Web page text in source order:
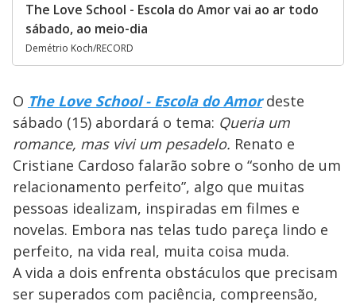
The Love School - Escola do Amor vai ao ar todo
sábado, ao meio-dia
Demétrio Koch/RECORD
O The Love School - Escola do Amor deste
sábado (15) abordará o tema: Queria um
romance, mas vivi um pesadelo. Renato e
Cristiane Cardoso falarão sobre o “sonho de um
relacionamento perfeito”, algo que muitas
pessoas idealizam, inspiradas em filmes e
novelas. Embora nas telas tudo pareça lindo e
perfeito, na vida real, muita coisa muda.
A vida a dois enfrenta obstáculos que precisam
ser superados com paciência, compreensão,